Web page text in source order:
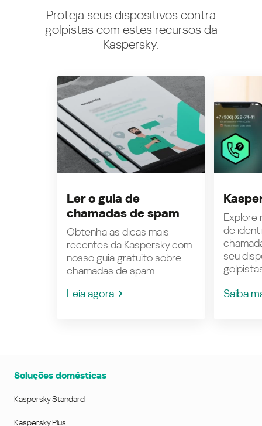
Proteja seus dispositivos contra
golpistas com estes recursos da
Kaspersky.
Ler o guia de
chamadas de spam
Obtenha as dicas mais
recentes da Kaspersky com
nosso guia gratuito sobre
chamadas de spam.
Leia agora
Explore
de
seu
Saiba
Soluções domésticas
Kaspersky Standard
Kaspersky Plus